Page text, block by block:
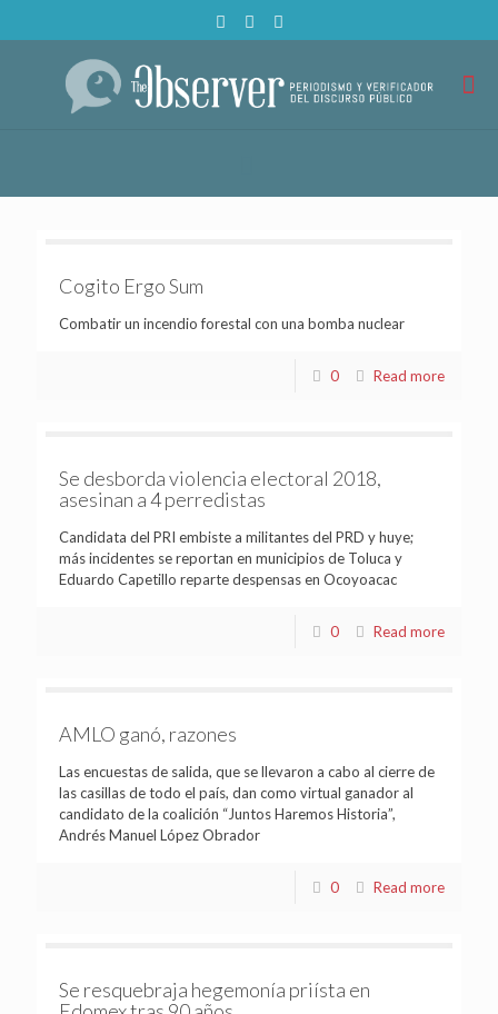
Cogito Ergo Sum
Combatir un incendio forestal con una bomba nuclear
0 Read more
Se desborda violencia electoral 2018,
asesinan a 4 perredistas
Candidata del PRI embiste a militantes del PRD y huye;
más incidentes se reportan en municipios de Toluca y
Eduardo Capetillo reparte despensas en Ocoyoacac
0 Read more
AMLO ganó, razones
Las encuestas de salida, que se llevaron a cabo al cierre de
las casillas de todo el país, dan como virtual ganador al
candidato de la coalición “Juntos Haremos Historia”,
Andrés Manuel López Obrador
0 Read more
Se resquebraja hegemonía priísta en